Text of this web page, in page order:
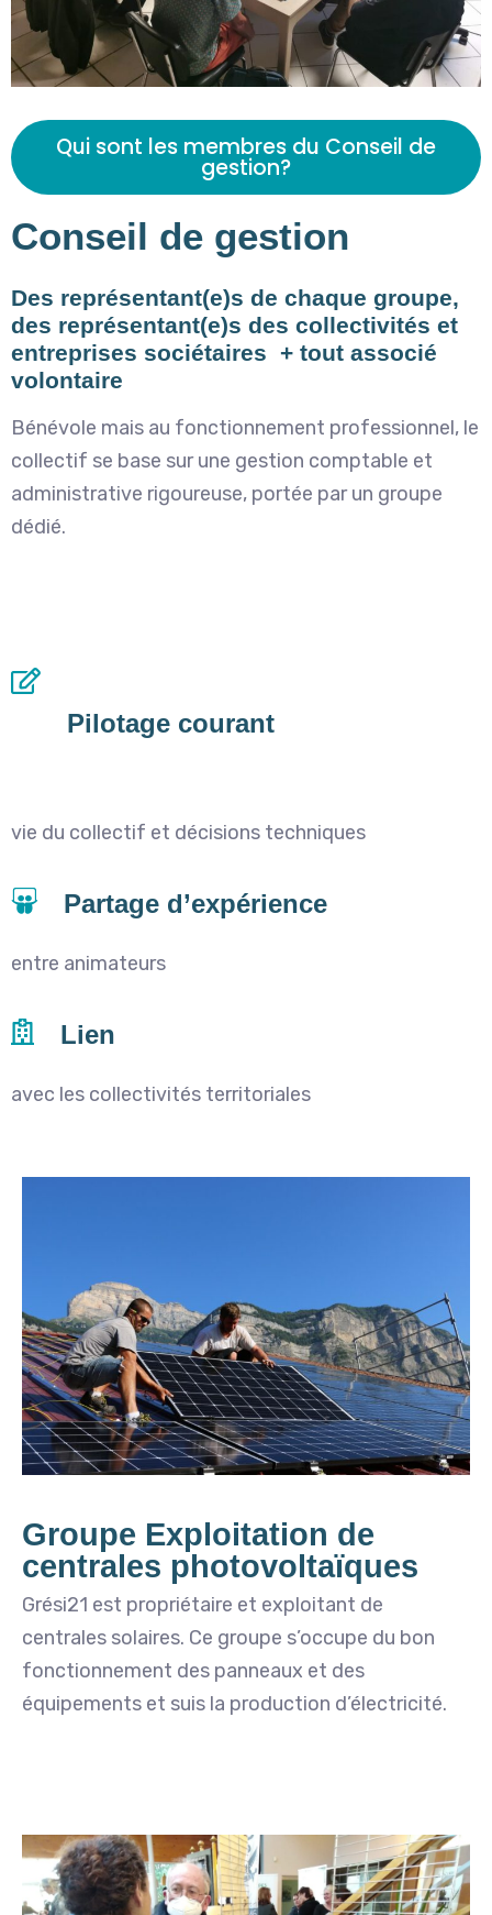
Qui sont les membres du Conseil de
gestion?
Conseil de gestion
Des représentant(e)s de chaque groupe,
des représentant(e)s des collectivités et
entreprises sociétaires + tout associé
volontaire
Bénévole mais au fonctionnement professionnel, le
collectif se base sur une gestion comptable et
administrative rigoureuse, portée par un groupe
dédié.
Pilotage courant
vie du collectif et décisions techniques
Partage d’expérience
entre animateurs
Lien
avec les collectivités territoriales
Groupe Exploitation de
centrales photovoltaïques
Grési21 est propriétaire et exploitant de
centrales solaires. Ce groupe s’occupe du bon
fonctionnement des panneaux et des
équipements et suis la production d’électricité.